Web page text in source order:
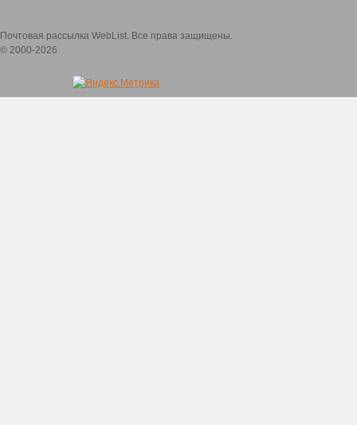
Почтовая рассылка WebList. Все права защищены.
© 2000-2026